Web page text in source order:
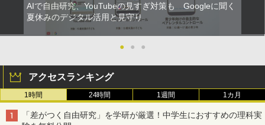
AIで自由研究、YouTubeの見すぎ対策も Googleに聞く
夏休みのデジタル活用と見守り
● ● ●
アクセスランキング
1時間 24時間 1週間 1カ月
「差がつく自由研究」を学研が厳選！中学生におすすめの理科実